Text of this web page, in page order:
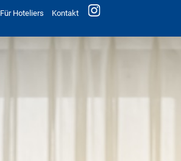
Für Hoteliers
Kontakt